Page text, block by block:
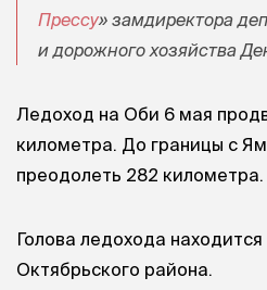
Прессу» замдиректора
и дорожного хозяйства
Ледоход на Оби 6 мая
километра. До границы с
преодолеть 282 километра.
Голова ледохода
Октябрьского района.